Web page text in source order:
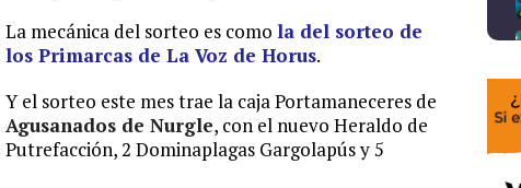
La mecánica del sorteo es como la del sorteo de
los Primarcas de La Voz de Horus.
Y el sorteo este mes trae la caja Portamaneceres de
Agusanados de Nurgle, con el nuevo Heraldo de
Putrefacción, 2 Dominaplagas Gargolapús y 5